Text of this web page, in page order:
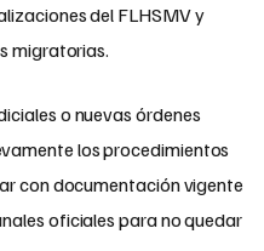
del FLHSMV y
migratorias.
o nuevas órdenes
los procedimientos
con documentación vigente
oficiales para no quedar